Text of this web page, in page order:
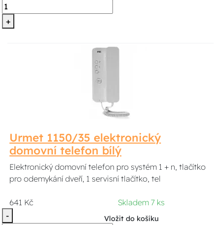
+
Urmet 1150/35 elektronický
domovní telefon bílý
Elektronický domovní telefon pro systém 1 + n, tlačítko
pro odemykání dveří, 1 servisní tlačítko, tel
641 Kč
Skladem 7 ks
-
Vložit do košíku